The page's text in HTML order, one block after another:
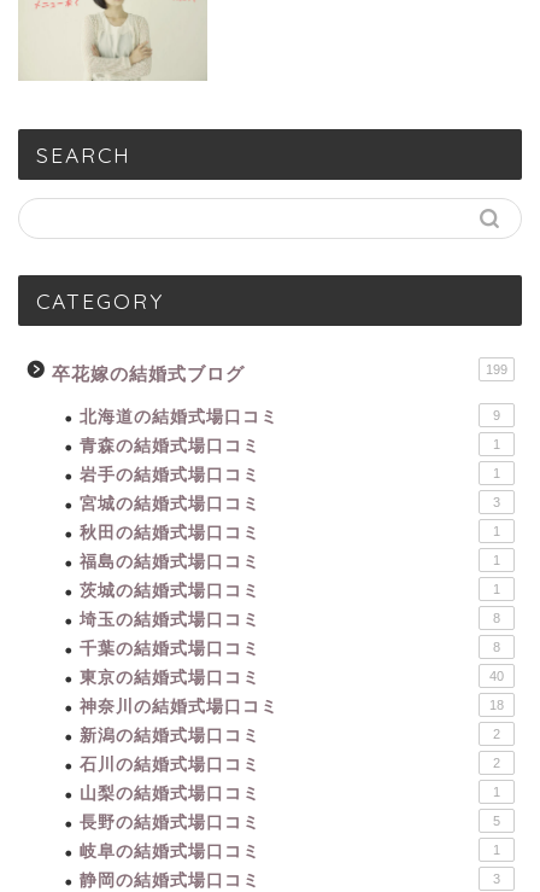
SEARCH
CATEGORY
卒花嫁の結婚式ブログ 199
北海道の結婚式場口コミ 9
青森の結婚式場口コミ 1
岩手の結婚式場口コミ 1
宮城の結婚式場口コミ 3
秋田の結婚式場口コミ 1
福島の結婚式場口コミ 1
茨城の結婚式場口コミ 1
埼玉の結婚式場口コミ 8
千葉の結婚式場口コミ 8
東京の結婚式場口コミ 40
神奈川の結婚式場口コミ 18
新潟の結婚式場口コミ 2
石川の結婚式場口コミ 2
山梨の結婚式場口コミ 1
長野の結婚式場口コミ 5
岐阜の結婚式場口コミ 1
静岡の結婚式場口コミ 3